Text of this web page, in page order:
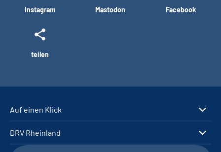
Instagram Mastodon Facebook
teilen
Auf einen Klick
DRV Rheinland